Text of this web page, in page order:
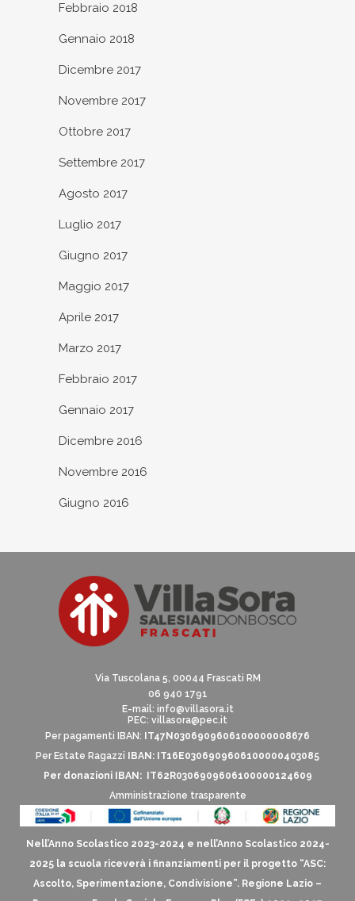
Febbraio 2018
Gennaio 2018
Dicembre 2017
Novembre 2017
Ottobre 2017
Settembre 2017
Agosto 2017
Luglio 2017
Giugno 2017
Maggio 2017
Aprile 2017
Marzo 2017
Febbraio 2017
Gennaio 2017
Dicembre 2016
Novembre 2016
Giugno 2016
Via Tuscolana 5, 00044 Frascati RM
06 940 1791
E-mail: info@villasora.it
PEC: villasora@pec.it
Per pagamenti IBAN:
IT47N0306909606100000008676
Per Estate Ragazzi
IBAN: IT16E0306909606100000403085
Per donazioni IBAN: IT62R0306909606100000124609
Amministrazione trasparente
Nell’Anno Scolastico 2023-2024 e nell’Anno Scolastico 2024-
2025 la scuola riceverà i finanziamenti per il progetto “ASC:
Ascolto, Sperimentazione, Condivisione”. Regione Lazio –